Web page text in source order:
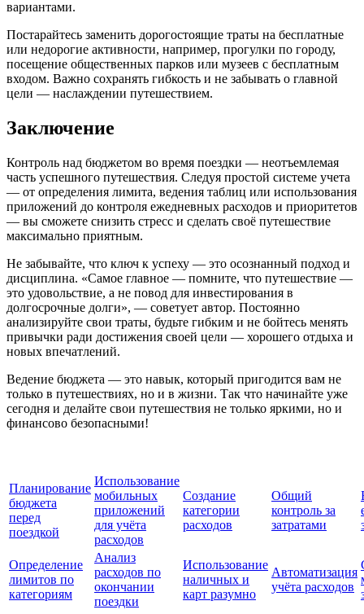
вариантами.
Постарайтесь заменить дорогостоящие траты на бесплатные
или недорогие активности, например, прогулки по городу,
посещение общественных парков или музеев с бесплатным
входом. Важно сохранять гибкость и не забывать о главной
цели — наслаждении путешествием.
Заключение
Контроль над бюджетом во время поездки — неотъемлемая
часть успешного путешествия. Следуя простой системе учета
— от определения лимита, ведения таблиц или использования
приложений до контроля ежедневных расходов и приоритетов
— вы сможете снизить стресс и сделать своё путешествие
максимально приятным.
Не забывайте, что ключ к успеху — это осознанный подход и
дисциплина. «Самое главное — помните, что путешествие —
это удовольствие, а не повод для инвестирования в
долгосрочные долги», — советует автор. Постоянно
анализируйте свои траты, будьте гибким и не бойтесь менять
привычки ради достижения своей цели — хорошего отдыха и
новых впечатлений.
Ведение бюджета — это навык, который пригодится вам не
только в путешествиях, но и в жизни. Так что начинайте уже
сегодня и делайте свои путешествия не только яркими, но и
финансово безопасными!
Планирование
бюджета
перед
поездкой
Использование
мобильных
приложений
для учёта
расходов
Создание
категории
расходов
Общий
контроль за
затратами
Определение
лимитов по
категориям
Анализ
расходов по
окончании
поездки
Использование
наличных и
карт разумно
Автоматизация
учёта расходов